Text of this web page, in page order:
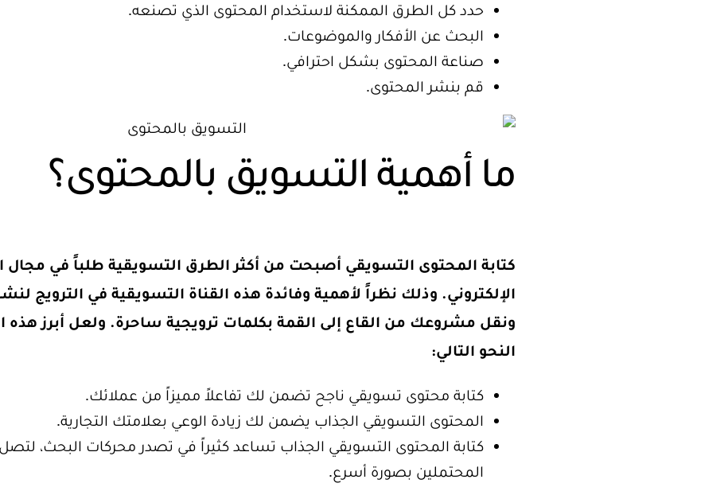
حدد كل الطرق الممكنة لاستخدام المحتوى الذي تصنعه.
البحث عن الأفكار والموضوعات.
صناعة المحتوى بشكل احترافي.
قم بنشر المحتوى.
ما أهمية التسويق بالمحتوى؟
كتابة المحتوى التسويقي أصبحت من أكثر الطرق التسويقية طلباً في مجال
الإلكتروني. وذلك نظراً لأهمية وفائدة هذه القناة التسويقية في الترويج
ونقل مشروعك من القاع إلى القمة بكلمات ترويجية ساحرة. ولعل أبرز هذه
النحو التالي:
كتابة محتوى تسويقي ناجح تضمن لك تفاعلاً مميزاً من عملائك.
المحتوى التسويقي الجذاب يضمن لك زيادة الوعي بعلامتك التجارية.
كتابة المحتوى التسويقي الجذاب تساعد كثيراً في تصدر محركات البحث،
المحتملين بصورة أسرع.